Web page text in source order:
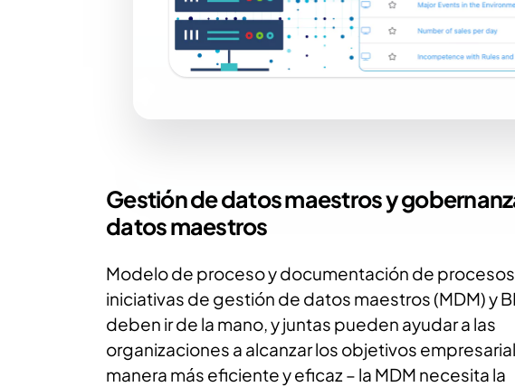
Gestión de datos maestros y
datos maestros
Modelo de proceso y documentación de procesos
iniciativas de gestión de datos maestros (MDM) y
deben ir de la mano, y juntas pueden ayudar a las
organizaciones a alcanzar los objetivos
manera más eficiente y eficaz – la MDM necesita la